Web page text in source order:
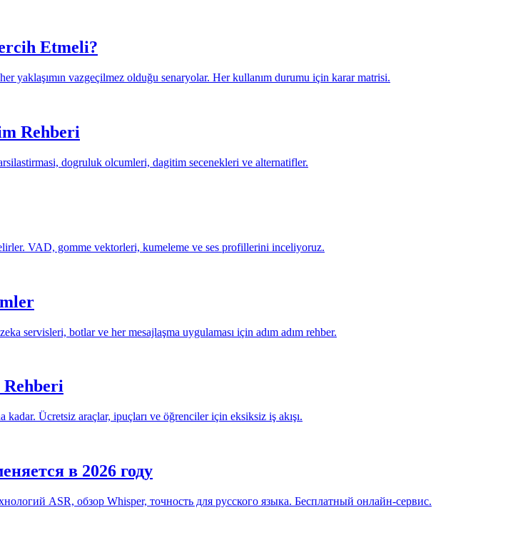
Etmeli?
yaklaşımın vazgeçilmez olduğu senaryolar. Her kullanım durumu için karar matrisi.
Rehberi
dogruluk olcumleri, dagitim secenekleri ve alternatifler.
VAD, gomme vektorleri, kumeleme ve ses profillerini inceliyoruz.
servisleri, botlar ve her mesajlaşma uygulaması için adım adım rehber.
Rehberi
kadar. Ücretsiz araçlar, ipuçları ve öğrenciler için eksiksiz iş akışı.
в 2026 году
ASR, обзор Whisper, точность для русского языка. Бесплатный онлайн-сервис.